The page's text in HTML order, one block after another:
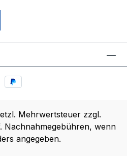
Mehrwertsteuer zzgl.
Nachnahmegebühren, wenn
angegeben.